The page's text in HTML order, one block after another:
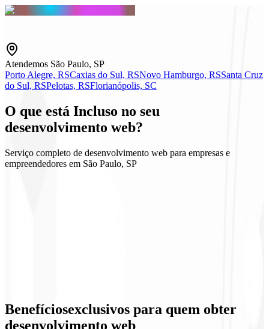
Atendemos São Paulo, SP
Porto Alegre, RSCaxias do Sul, RSNovo Hamburgo, RSSanta Cruz
do Sul, RSPelotas, RSFlorianópolis, SC
O que está Incluso no seu
desenvolvimento web?
Serviço completo de desenvolvimento web para empresas e
empreendedores em São Paulo, SP
Acessibilidade (WCAG)
Benefíciosexclusivos para quem obter
desenvolvimento web